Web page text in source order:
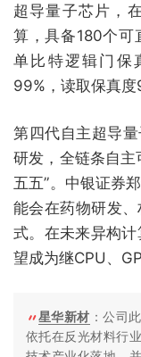
超导量子芯片，
算，具备180个可
单比特逻辑门保
99%，读取保真度
第四代自主超导
研发，全链条自主
五五”。中银证券
能会在药物研发
式。在未来异构
望成为继CPU、
星华新材 ：公司
依托在反光材料行